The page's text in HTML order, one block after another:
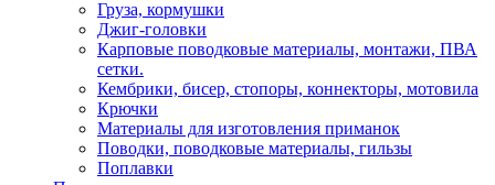
Груза, кормушки
Джиг-головки
Карповые поводковые материалы, монтажи, ПВА
сетки.
Кембрики, бисер, стопоры, коннекторы, мотовила
Крючки
Материалы для изготовления приманок
Поводки, поводковые материалы, гильзы
Поплавки